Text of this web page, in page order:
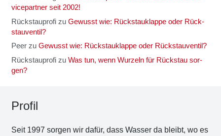
vice­part­ner seit 2002!
Rückstauprofizu Gewusst wie: Rück­stau­klap­pe oder Rück­
stau­ven­til?
Peerzu Gewusst wie: Rück­stau­klap­pe oder Rück­stau­ven­til?
Rückstauprofizu Was tun, wenn Wur­zeln für Rück­stau sor­
gen?
Pro­fil
Seit 1997 sor­gen wir dafür, dass Was­ser da bleibt, wo es